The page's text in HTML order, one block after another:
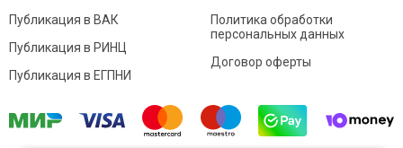
Публикация в ВАК
Публикация в РИНЦ
Публикация в ЕГПНИ
Политика обработки
персональных данных
Договор оферты